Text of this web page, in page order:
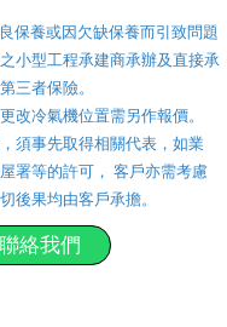
保養或因欠缺保養而引致問題
小型工程承建商承辦及直接承
三者保險。
改冷氣機位置需另作報價。
須事先取得相關代表，如業
署等的許可， 客戶亦需考慮
後果均由客戶承擔。
聯絡我們